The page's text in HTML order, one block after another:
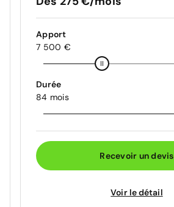
Apport
7 500 €
Durée
84 mois
Recevoir un devis
Voir le détail